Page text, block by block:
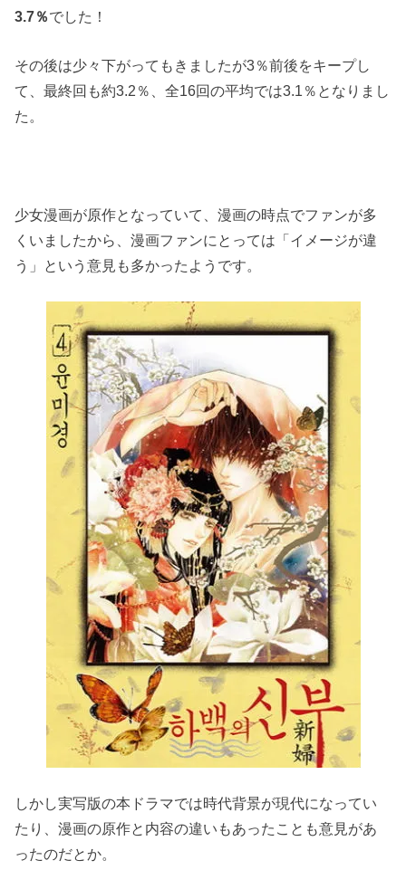
3.7％でした！
その後は少々下がってもきましたが3％前後をキープし
て、最終回も約3.2％、全16回の平均では3.1％となりまし
た。
少女漫画が原作となっていて、漫画の時点でファンが多
くいましたから、漫画ファンにとっては「イメージが違
う」という意見も多かったようです。
しかし実写版の本ドラマでは時代背景が現代になってい
たり、漫画の原作と内容の違いもあったことも意見があ
ったのだとか。